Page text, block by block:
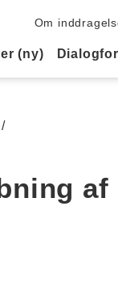
Om
(ny)
/
af